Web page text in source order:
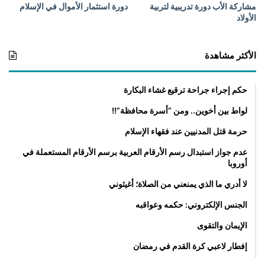
مشاركة الأب دورة تدريبية لتربية
الأولاد
دورة استثمار الأموال في الإسلام
الأكثر مشاهدة
حكم إجراء جراحة ترقيع غشاء البكارة
لواط بين أخوين.. ومن “أسرة محافظة”!!
حرمة قتل المدنيين عند فقهاء الإسلام
عدم جواز استبدال رسم الأرقام العربية برسم الأرقام المستعملة في
أوروبا
لا أدري ما الذي يمنعني من الصلاة؛ أغيثوني
الجنس الإلكتروني: حكمه وعواقبه
الإيمان والتقوى
إفطار لاعبي كرة القدم في رمضان